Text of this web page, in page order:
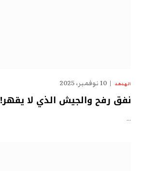
الهدهد 10 نوفمبر، 2025
نفق رفح والجيش الذي لا يقهر!
…